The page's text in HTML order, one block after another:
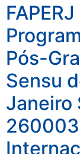
Pós-
Sensu
Janeiro